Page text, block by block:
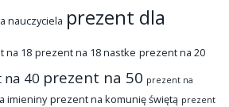
nauczyciela prezent dla
na 18 prezent na 18 nastke prezent na 20
na 40 prezent na 50 prezent na
imieniny prezent na komunię świętą prezent